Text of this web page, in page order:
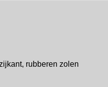
rubberen zolen